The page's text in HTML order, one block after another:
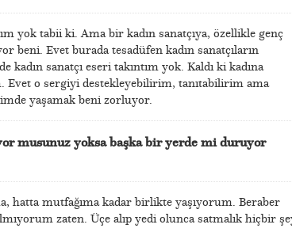
yok tabii ki. Ama bir kadın sanatçıya, özellikle genç
beni. Evet burada tesadüfen kadın sanatçıların
sanatçı eseri takıntım yok. Kaldı ki kadına
o sergiyi destekleyebilirim, tanıtabilirim ama
yaşamak beni zorluyor.
musunuz yoksa başka bir yerde mi duruyor
hatta mutfağıma kadar birlikte yaşıyorum. Beraber
zaten. Üçe alıp yedi olunca satmalık hiçbir